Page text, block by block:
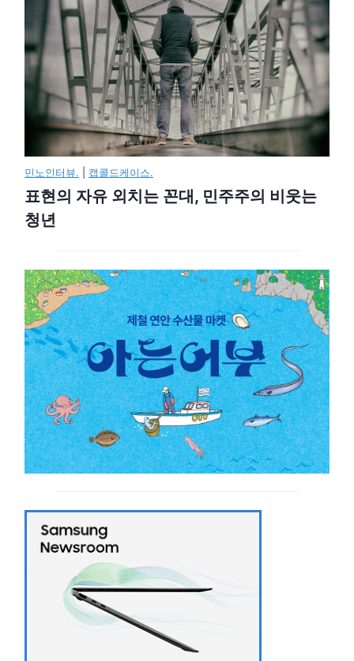
민노인터뷰. 캡콜드케이스.
표현의 자유 외치는 꼰대, 민주주의 비웃는
청년